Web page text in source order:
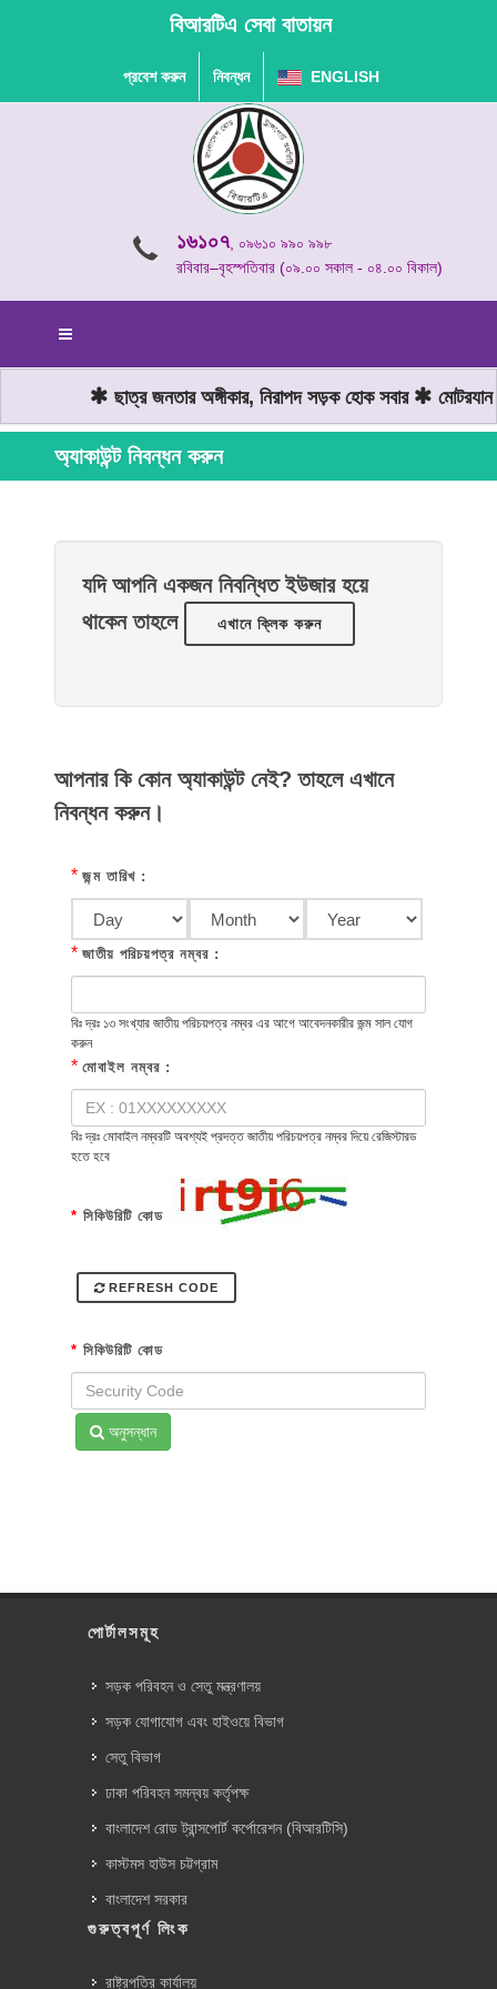
বিআরটিএ সেবা বাতায়ন
প্রবেশ করুন নিবন্ধন ENGLISH
১৬১০৭, ০৯৬১০ ৯৯০ ৯৯৮
রবিবার–বৃহস্পতিবার (০৯.০০ সকাল - ০৪.০০ বিকাল)
ছাত্র জনতার অঙ্গীকার, নিরাপদ সড়ক হোক সবার মোটরযান
অ্যাকাউন্ট নিবন্ধন করুন
যদি আপনি একজন নিবন্ধিত ইউজার হয়ে
থাকেন তাহলে
এখানে ক্লিক করুন
আপনার কি কোন অ্যাকাউন্ট নেই? তাহলে এখানে
নিবন্ধন করুন।
* জন্ম তারিখ :
* জাতীয় পরিচয়পত্র নম্বর :
বিঃ দ্রঃ ১৩ সংখ্যার জাতীয় পরিচয়পত্র নম্বর এর আগে আবেদনকারীর জন্ম সাল যোগ
করুন
* মোবাইল নম্বর :
বিঃ দ্রঃ মোবাইল নম্বরটি অবশ্যই প্রদত্ত জাতীয় পরিচয়পত্র নম্বর দিয়ে রেজিস্টারড
হতে হবে
* সিকিউরিটি কোড
REFRESH CODE
* সিকিউরিটি কোড
অনুসন্ধান
পোর্টালসমূহ
সড়ক পরিবহন ও সেতু মন্ত্রণালয়
সড়ক যোগাযোগ এবং হাইওয়ে বিভাগ
সেতু বিভাগ
ঢাকা পরিবহন সমন্বয় কর্তৃপক্ষ
বাংলাদেশ রোড ট্রান্সপোর্ট কর্পোরেশন (বিআরটিসি)
কাস্টমস হাউস চট্টগ্রাম
বাংলাদেশ সরকার
গুরুত্বপূর্ণ লিংক
রাষ্ট্রপতির কার্যালয়